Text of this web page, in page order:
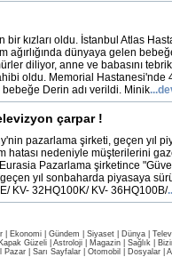
bir kızları oldu. İstanbul Atlas
ağırlığında dünyaya gelen
diliyor, anne ve babasını
oldu. Memorial Hastanesi'nde
bebeğe Derin adı verildi. Minik
çarpar !
pazarlama şirketi, geçen yıl
hatası nedeniyle müşterilerini
Pazarlama şirketince
yıl sonbaharda piyasaya
KV- 32HQ100K/ KV- 36HQ100B/
Ekonomi Gündem Siyaset Dünya |
Kapak Güzeli Astroloji Magazin Sağlık
Pazar| Sarı Sayfalar| Otomobil Dosyalar|